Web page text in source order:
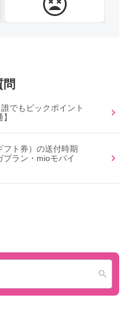
問
でもビックポイント
フト券）の送付時期
プラン・mioモバイ